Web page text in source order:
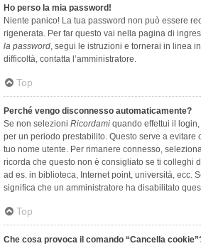
Ho perso la mia password!
Niente panico! La tua password non può essere
rigenerata. Per far questo vai nella pagina di
la password, segui le istruzioni e tornerai in linea
difficoltà, contatta l’amministratore.
Top
Perché vengo disconnesso automaticamente?
Se non selezioni Ricordami quando effettui il
per un periodo prestabilito. Questo serve a evitare
tuo nome utente. Per rimanere connesso,
ricorda che questo non è consigliato se ti colleghi
ad es. in biblioteca, Internet point, università, ecc.
significa che un amministratore ha disabilitato
Top
Che cosa provoca il comando “Cancella